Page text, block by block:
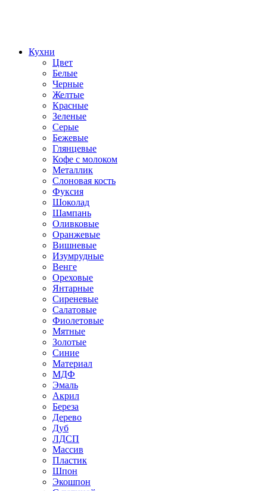
Кухни
Цвет
Белые
Черные
Желтые
Красные
Зеленые
Серые
Бежевые
Глянцевые
Кофе с молоком
Металлик
Слоновая кость
Фуксия
Шоколад
Шампань
Оливковые
Оранжевые
Вишневые
Изумрудные
Венге
Ореховые
Янтарные
Сиреневые
Салатовые
Фиолетовые
Мятные
Золотые
Синие
Материал
МДФ
Эмаль
Акрил
Береза
Дерево
Дуб
ЛДСП
Массив
Пластик
Шпон
Экошпон